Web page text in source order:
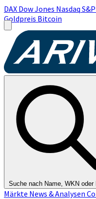
DAX Dow Jones Nasdaq
Goldpreis Bitcoin
Suche nach Name, WKN oder
Märkte News & Analysen